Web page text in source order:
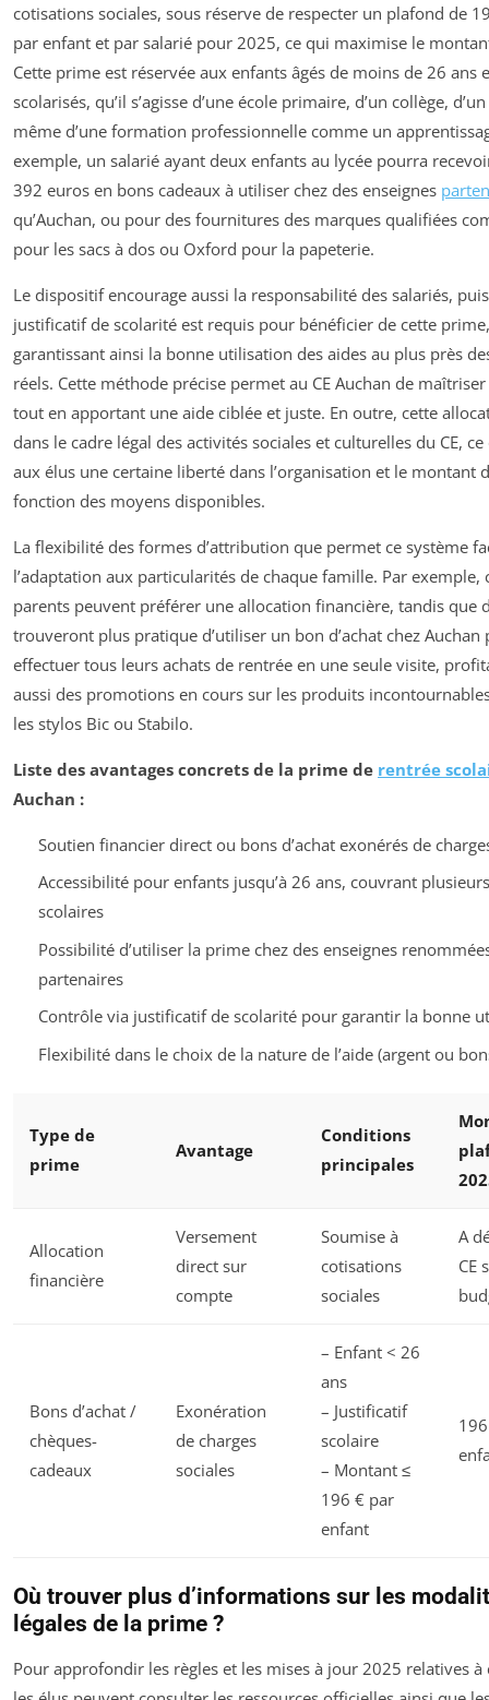
cotisations sociales, sous réserve de respecter un plafond de
par enfant et par salarié pour 2025, ce qui maximise le
Cette prime est réservée aux enfants âgés de moins de 26 ans
scolarisés, qu’il s’agisse d’une école primaire, d’un collège,
même d’une formation professionnelle comme un
exemple, un salarié ayant deux enfants au lycée pourra
392 euros en bons cadeaux à utiliser chez des enseignes
qu’Auchan, ou pour des fournitures des marques qualifiées
pour les sacs à dos ou Oxford pour la papeterie.
Le dispositif encourage aussi la responsabilité des salariés,
justificatif de scolarité est requis pour bénéficier de cette prime,
garantissant ainsi la bonne utilisation des aides au plus près
réels. Cette méthode précise permet au CE Auchan de
tout en apportant une aide ciblée et juste. En outre, cette
dans le cadre légal des activités sociales et culturelles du CE,
aux élus une certaine liberté dans l’organisation et le montant
fonction des moyens disponibles.
La flexibilité des formes d’attribution que permet ce système
l’adaptation aux particularités de chaque famille. Par exemple,
parents peuvent préférer une allocation financière, tandis que
trouveront plus pratique d’utiliser un bon d’achat chez Auchan
effectuer tous leurs achats de rentrée en une seule visite,
aussi des promotions en cours sur les produits
les stylos Bic ou Stabilo.
Liste des avantages concrets de la prime de rentrée
Auchan :
Soutien financier direct ou bons d’achat exonérés de
Accessibilité pour enfants jusqu’à 26 ans, couvrant
scolaires
Possibilité d’utiliser la prime chez des enseignes
partenaires
Contrôle via justificatif de scolarité pour garantir la bonne
Flexibilité dans le choix de la nature de l’aide (argent ou
Type de
prime
Avantage
Conditions
principales
Allocation
financière
Versement
direct sur
compte
Soumise à
cotisations
sociales
A
CE
Bons d’achat /
chèques-
cadeaux
Exonération
de charges
sociales
– Enfant < 26
ans
– Justificatif
scolaire
– Montant ≤
196 € par
enfant
Où trouver plus d’informations sur les
légales de la prime ?
Pour approfondir les règles et les mises à jour 2025 relatives à